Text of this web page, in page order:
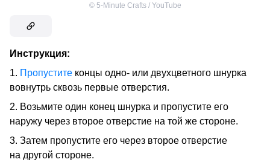
© 5-Minute Crafts / YouTube
Инструкция:
1. Пропустите концы одно- или двухцветного шнурка
вовнутрь сквозь первые отверстия.
2. Возьмите один конец шнурка и пропустите его
наружу через второе отверстие на той же стороне.
3. Затем пропустите его через второе отверстие
на другой стороне.